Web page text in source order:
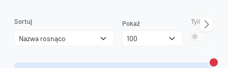
Sortuj Pokaż Tylko